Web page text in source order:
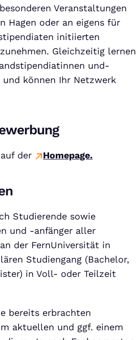
Veranstaltungen
Hagen oder an eigens für
initiierten
Gleichzeitig lernen
und-
können Ihr Netzwerk
der Homepage.
Studierende sowie
und -anfänger aller
der FernUniversität in
Studiengang (Bachelor,
in Voll- oder Teilzeit
bereits erbrachten
aktuellen und ggf. einem